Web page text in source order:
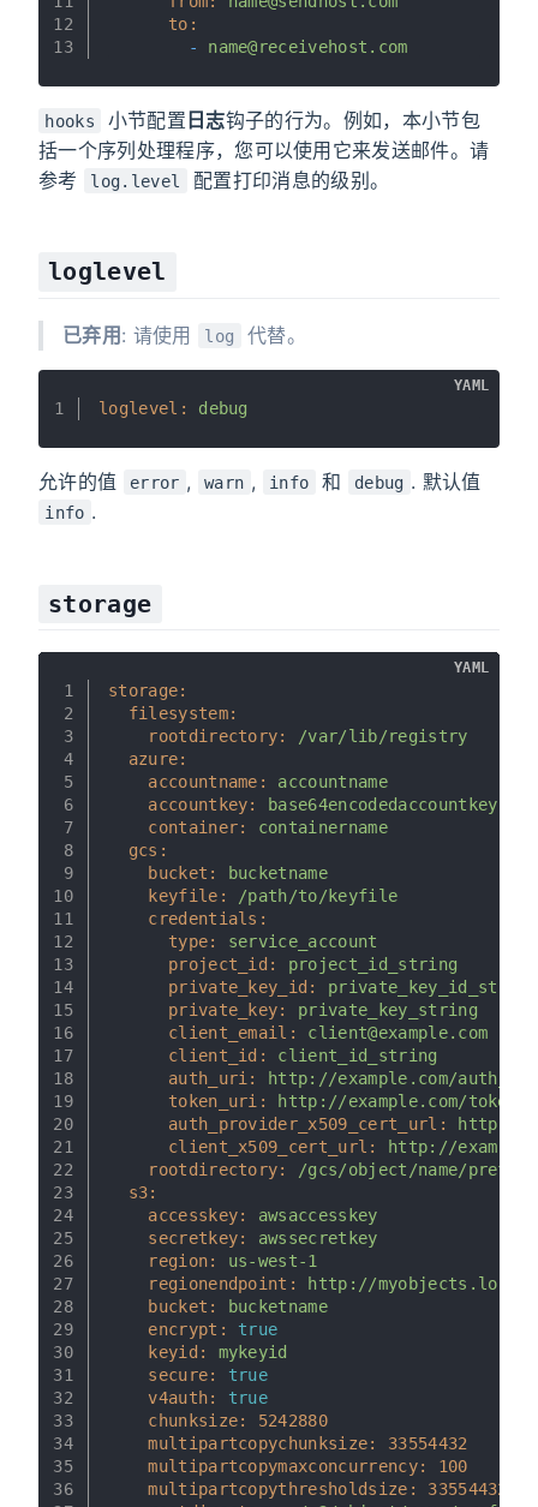
12
13
to:
-
name@receivehost.com
hooks 小节配置 日志钩子的行为。例如，本小节包
括一个序列处理程序，您可以使用它来发送邮件。请
参考
log.level 配置打印消息的级别。
loglevel
已弃用: 请使用 log 代替。
1 loglevel: debug
YAML
允许的值 error , warn , info 和 debug . 默认值
info .
storage
1
2
3
4
5
6
7
8
9
10
11
12
13
14
15
16
17
18
19
20
21
22
23
24
25
26
27
28
29
30
31
32
33
34
35
36
storage:
filesystem:
rootdirectory:
/var/lib/registry
azure:
accountname:
accountname
accountkey:
base64encodedaccountkey
container:
containername
gcs:
bucket:
bucketname
keyfile:
/path/to/keyfile
credentials:
type:
service_account
project_id:
project_id_string
private_key_id:
private_key_id_string
private_key:
private_key_string
client_email:
client@example.com
client_id:
client_id_string
auth_uri:
http://example.com/auth_uri
token_uri:
http://example.com/
auth_provider_x509_cert_url:
http://
client_x509_cert_url:
http://
rootdirectory:
/gcs/object/name/prefix
s3:
accesskey:
awsaccesskey
secretkey:
awssecretkey
region:
us-west-1
regionendpoint:
http://myobjects.local
bucket:
bucketname
encrypt:
true
keyid:
mykeyid
secure:
true
v4auth:
true
chunksize:
5242880
multipartcopychunksize:
33554432
multipartcopymaxconcurrency:
100
multipartcopythresholdsize:
33554432
YAML